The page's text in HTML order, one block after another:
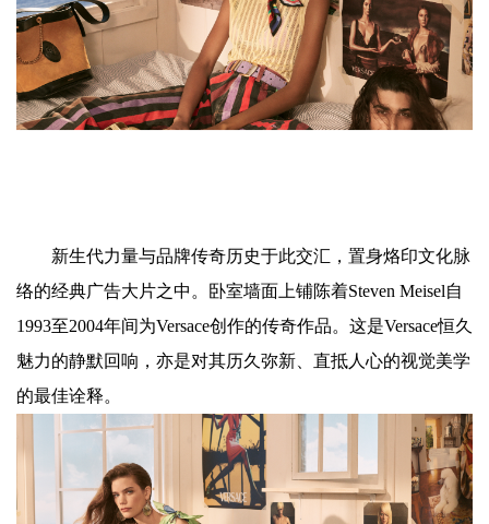
新生代力量与品牌传奇历史于此交汇，置身烙印文化脉
络的经典广告大片之中。卧室墙面上铺陈着Steven Meisel自
1993至2004年间为Versace创作的传奇作品。这是Versace恒久
魅力的静默回响，亦是对其历久弥新、直抵人心的视觉美学
的最佳诠释。